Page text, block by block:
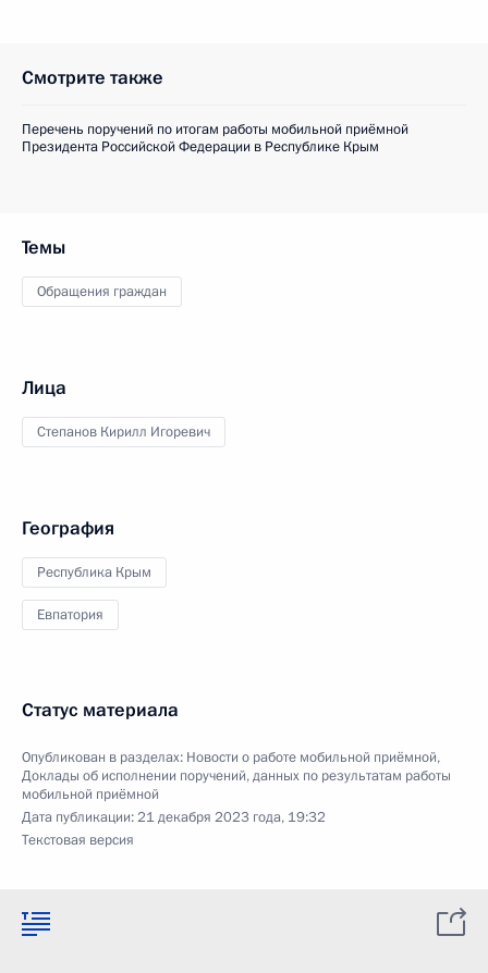
Смотрите также
Перечень поручений по итогам работы мобильной приёмной
Президента Российской Федерации в Республике Крым
Темы
Обращения граждан
Лица
Степанов Кирилл Игоревич
География
Республика Крым
Евпатория
Статус материала
Опубликован в разделах: Новости о работе мобильной приёмной,
Доклады об исполнении поручений, данных по результатам работы
мобильной приёмной
Дата публикации:21 декабря 2023 года, 19:32
Текстовая версия